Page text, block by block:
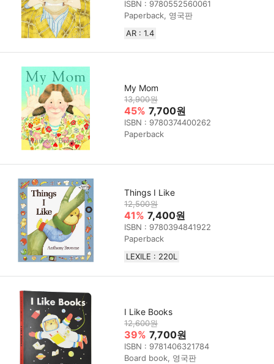
ISBN : 9780552560061
Paperback, 영국판
AR : 1.4
My Mom
13,900원
45% 7,700원
ISBN : 9780374400262
Paperback
Things I Like
12,500원
41% 7,400원
ISBN : 9780394841922
Paperback
LEXILE : 220L
I Like Books
12,600원
39% 7,700원
ISBN : 9781406321784
Board book, 영국판